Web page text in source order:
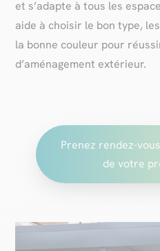
et s’adapte à tous les
aide à choisir le bon type,
la bonne couleur pour
d’aménagement extérieur.
Prenez rendez-
de votre